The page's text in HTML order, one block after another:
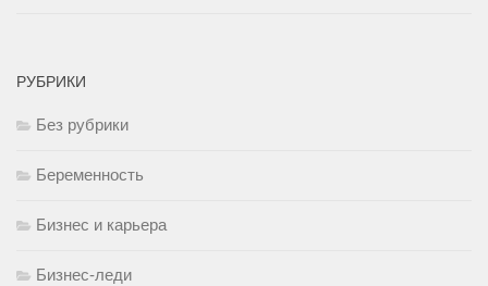
РУБРИКИ
Без рубрики
Беременность
Бизнес и карьера
Бизнес-леди